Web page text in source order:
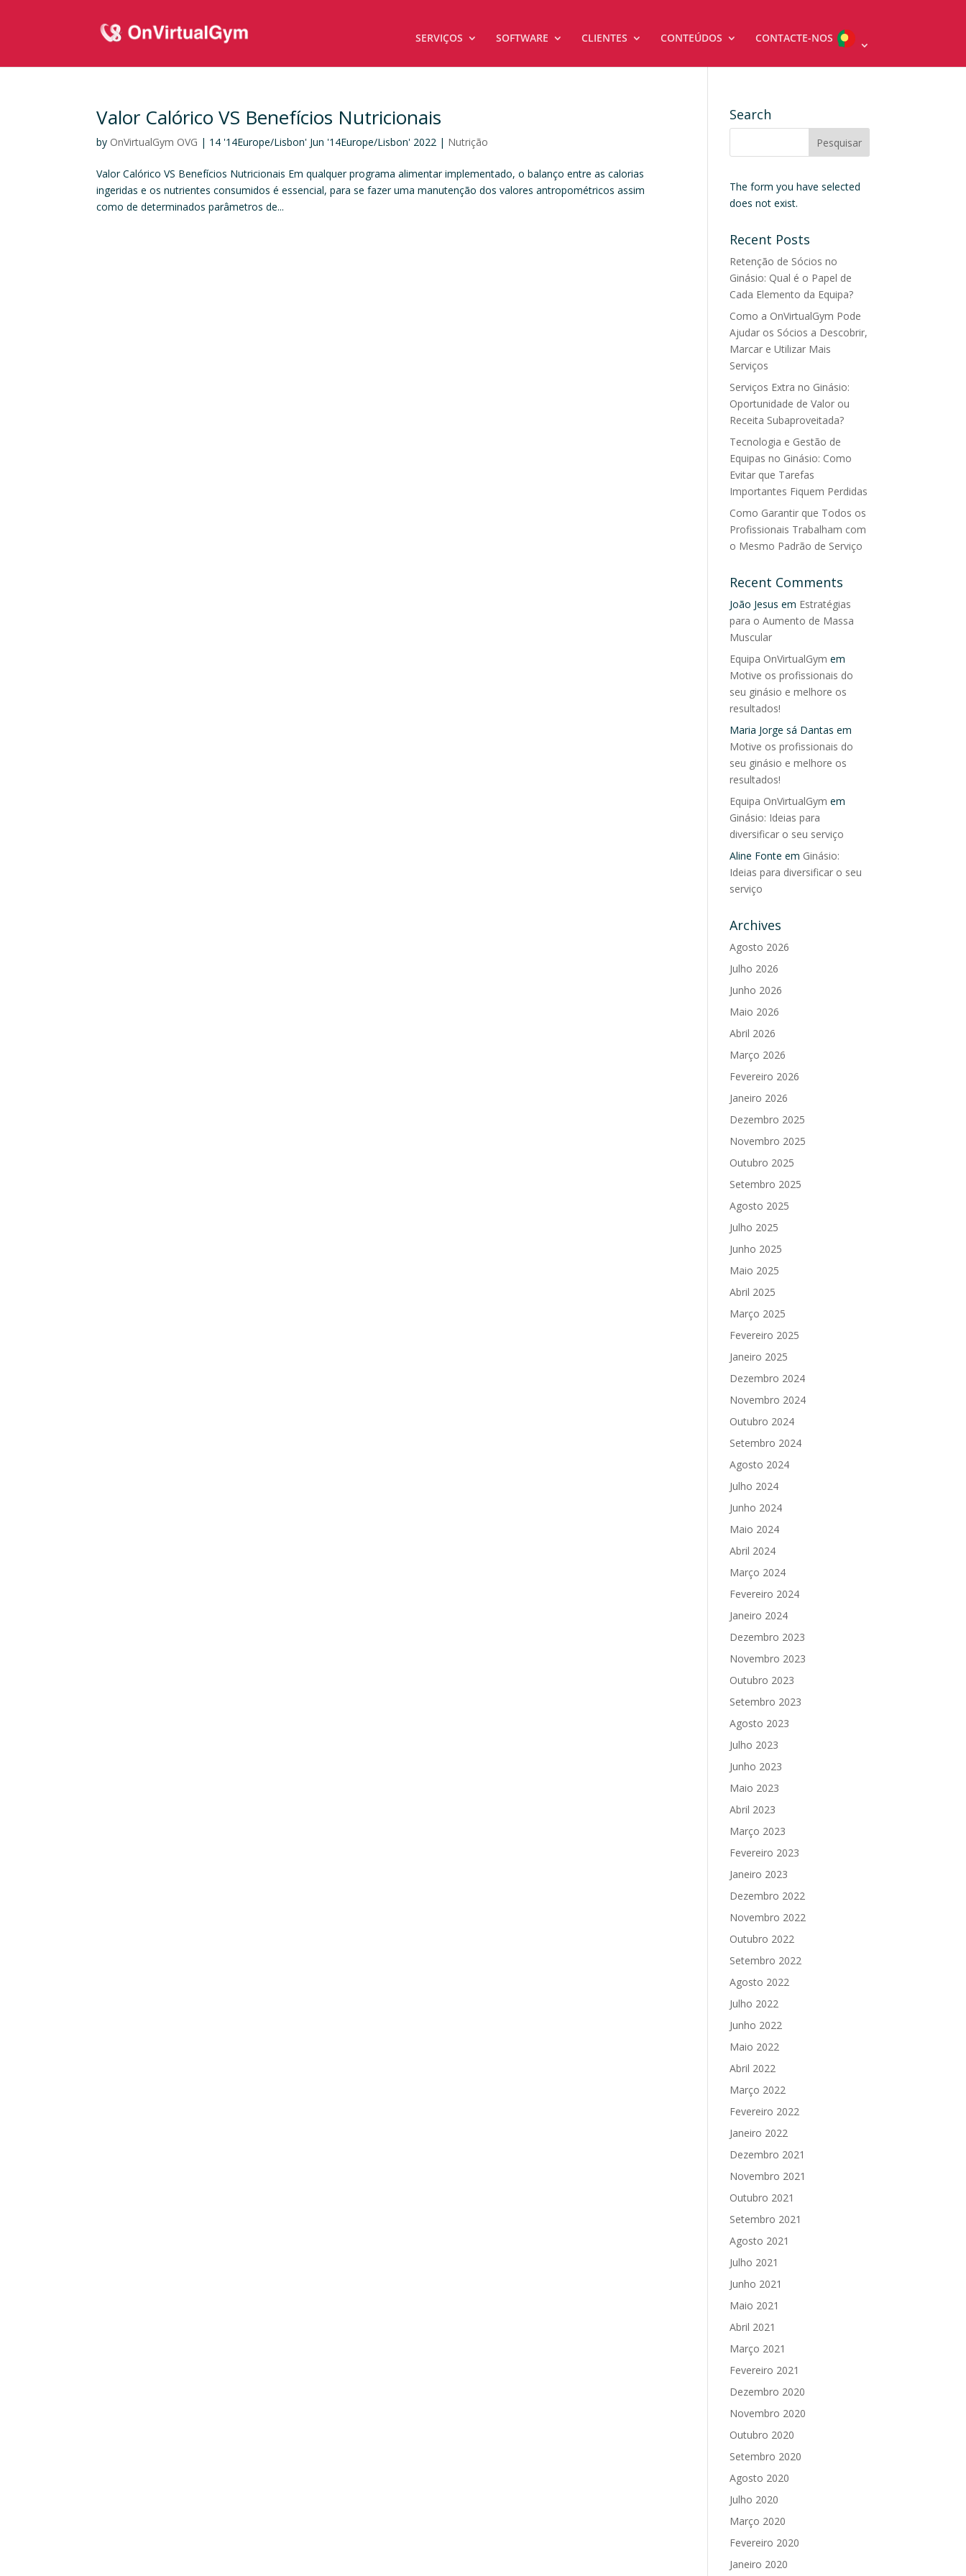
SERVIÇOS SOFTWARE CLIENTES CONTEÚDOS CONTACTE-NOS
Valor Calórico VS Benefícios Nutricionais
by OnVirtualGym OVG | 14 '14Europe/Lisbon' Jun '14Europe/Lisbon' 2022 | Nutrição
Valor Calórico VS Benefícios Nutricionais Em qualquer programa alimentar implementado, o balanço entre as calorias
ingeridas e os nutrientes consumidos é essencial, para se fazer uma manutenção dos valores antropométricos assim
como de determinados parâmetros de...
Search
The form you have selected
does not exist.
Recent Posts
Retenção de Sócios no
Ginásio: Qual é o Papel de
Cada Elemento da Equipa?
Como a OnVirtualGym Pode
Ajudar os Sócios a Descobrir,
Marcar e Utilizar Mais
Serviços
Serviços Extra no Ginásio:
Oportunidade de Valor ou
Receita Subaproveitada?
Tecnologia e Gestão de
Equipas no Ginásio: Como
Evitar que Tarefas
Importantes Fiquem Perdidas
Como Garantir que Todos os
Profissionais Trabalham com
o Mesmo Padrão de Serviço
Recent Comments
João Jesus em Estratégias
para o Aumento de Massa
Muscular
Equipa OnVirtualGym em
Motive os profissionais do
seu ginásio e melhore os
resultados!
Maria Jorge sá Dantas em
Motive os profissionais do
seu ginásio e melhore os
resultados!
Equipa OnVirtualGym em
Ginásio: Ideias para
diversificar o seu serviço
Aline Fonte em Ginásio:
Ideias para diversificar o seu
serviço
Archives
Agosto 2026
Julho 2026
Junho 2026
Maio 2026
Abril 2026
Março 2026
Fevereiro 2026
Janeiro 2026
Dezembro 2025
Novembro 2025
Outubro 2025
Setembro 2025
Agosto 2025
Julho 2025
Junho 2025
Maio 2025
Abril 2025
Março 2025
Fevereiro 2025
Janeiro 2025
Dezembro 2024
Novembro 2024
Outubro 2024
Setembro 2024
Agosto 2024
Julho 2024
Junho 2024
Maio 2024
Abril 2024
Março 2024
Fevereiro 2024
Janeiro 2024
Dezembro 2023
Novembro 2023
Outubro 2023
Setembro 2023
Agosto 2023
Julho 2023
Junho 2023
Maio 2023
Abril 2023
Março 2023
Fevereiro 2023
Janeiro 2023
Dezembro 2022
Novembro 2022
Outubro 2022
Setembro 2022
Agosto 2022
Julho 2022
Junho 2022
Maio 2022
Abril 2022
Março 2022
Fevereiro 2022
Janeiro 2022
Dezembro 2021
Novembro 2021
Outubro 2021
Setembro 2021
Agosto 2021
Julho 2021
Junho 2021
Maio 2021
Abril 2021
Março 2021
Fevereiro 2021
Dezembro 2020
Novembro 2020
Outubro 2020
Setembro 2020
Agosto 2020
Julho 2020
Março 2020
Fevereiro 2020
Janeiro 2020